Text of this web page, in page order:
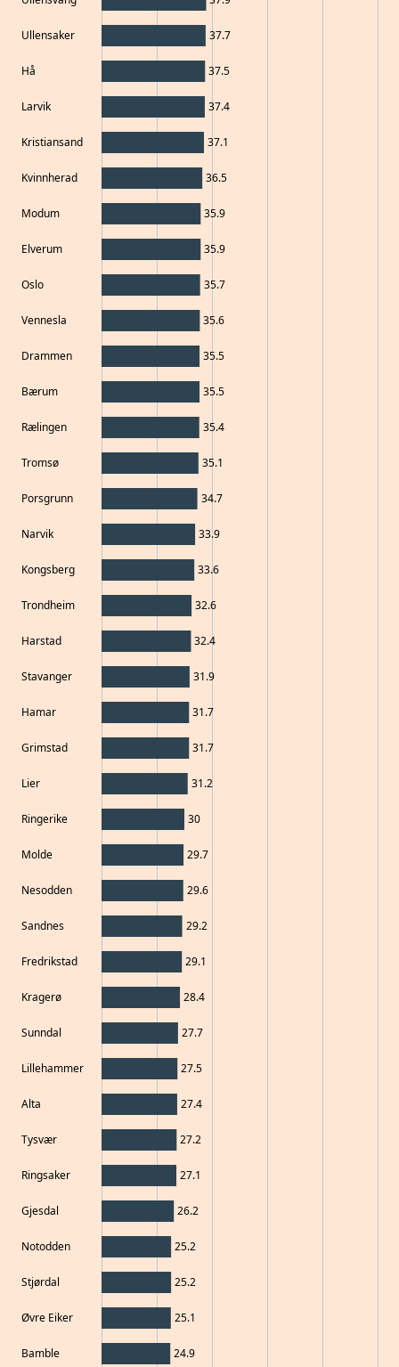
Ullensaker
Hå
Larvik
Kristiansand
Kvinnherad
Modum
Elverum
Oslo
Vennesla
Drammen
Bærum
Rælingen
Tromsø
Porsgrunn
Narvik
Kongsberg
Trondheim
Harstad
Stavanger
Hamar
Grimstad
Lier
Ringerike
Molde
Nesodden
Sandnes
Fredrikstad
Kragerø
Sunndal
Lillehammer
Alta
Tysvær
Ringsaker
Gjesdal
Notodden
Stjørdal
Øvre Eiker
Bamble
37.7
37.5
37.4
37.1
36.5
35.9
35.9
35.7
35.6
35.5
35.5
35.4
35.1
34.7
33.9
33.6
32.6
32.4
31.9
31.7
31.7
31.2
30
29.7
29.6
29.2
29.1
28.4
27.7
27.5
27.4
27.2
27.1
26.2
25.2
25.2
25.1
24.9